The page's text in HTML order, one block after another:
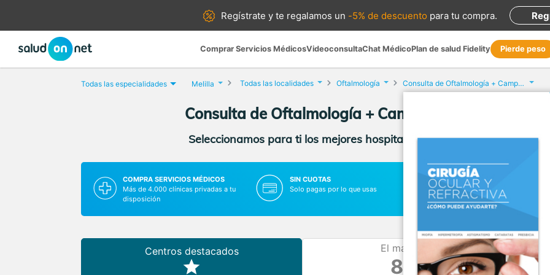
Regístrate yte regalamos un -5% de descuento para tu compra.
Comprar Servicios MédicosVideoconsultaChat MédicoPlan de salud Fidelity Pierde peso
Todas las especialidades Melilla Todas las localidades Oftalmología Consulta de Oftalmología + Campimetría
Consulta de Oftalmología + Campimetría en la
Seleccionamos para ti los mejores hospitales, clínicas y médicos con
COMPRA SERVICIOS MÉDICOS
Más de 4.000 clínicas privadas a tu
disposición
SIN CUOTAS
Solo pagas por lo que usas
SIN LISTAS DE ESPERA
Vas al médico cuando lo
Centros destacados El más barato
80 €